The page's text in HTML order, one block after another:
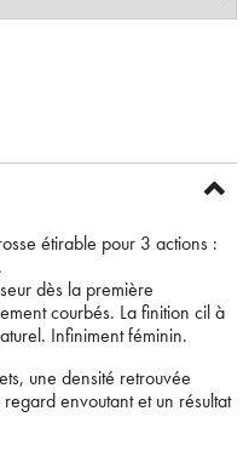
étirable pour 3 actions :
dès la première
courbés. La finition cil à
Infiniment féminin.
une densité retrouvée
envoutant et un résultat